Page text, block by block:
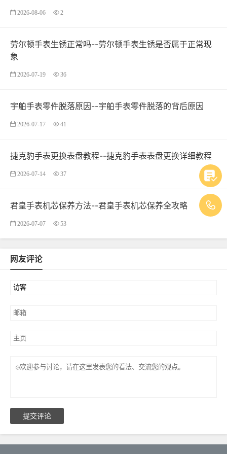
2026-08-06 2
劳尔顿手表生锈正常吗--劳尔顿手表生锈是否属于正常现
象
2026-07-19 36
宇舶手表零件脱落原因--宇舶手表零件脱落的背后原因
2026-07-17 41
捷克豹手表更换表盘教程--捷克豹手表表盘更换详细教程
2026-07-14 37
君皇手表机芯保养方法--君皇手表机芯保养全攻略
2026-07-07 53
网友评论
提交评论